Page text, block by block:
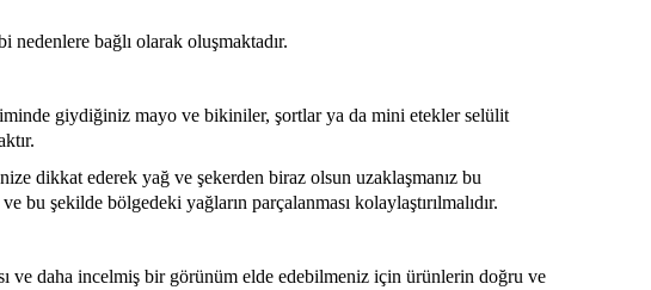
nedenlere bağlı olarak oluşmaktadır.
giydiğiniz mayo ve bikiniler, şortlar ya da mini etekler selülit
dikkat ederek yağ ve şekerden biraz olsun uzaklaşmanız bu
şekilde bölgedeki yağların parçalanması kolaylaştırılmalıdır.
ve daha incelmiş bir görünüm elde edebilmeniz için ürünlerin doğru ve